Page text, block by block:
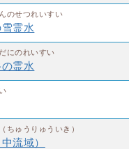
のせつれいすい
霊水
にのれいすい
霊水
ちゅうりゅういき）
流域）